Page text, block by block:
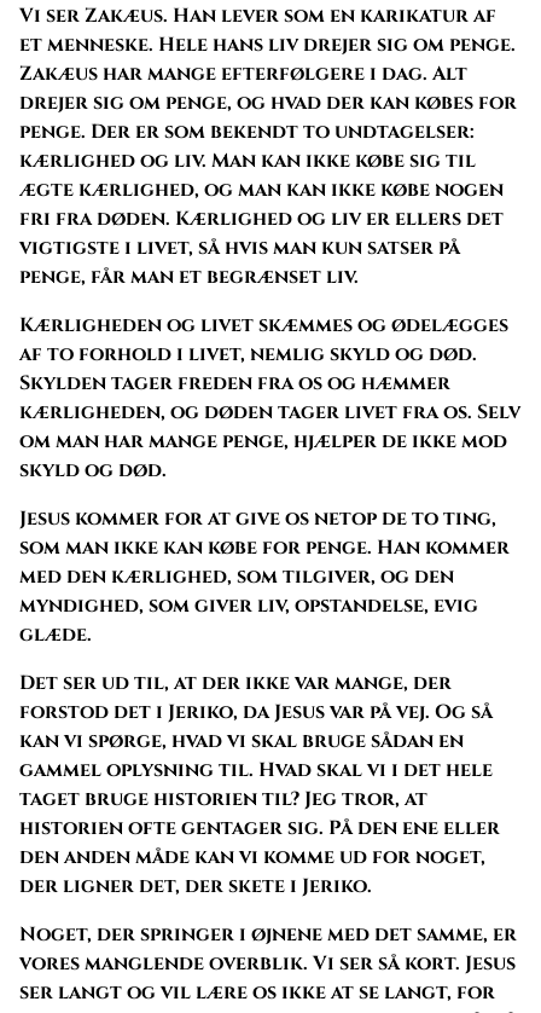
Vi ser Zakæus. Han lever som en karikatur af
et menneske. Hele hans liv drejer sig om penge.
Zakæus har mange efterfølgere i dag. Alt
drejer sig om penge, og hvad der kan købes for
penge. Der er som bekendt to undtagelser:
kærlighed og liv. Man kan ikke købe sig til
ægte kærlighed, og man kan ikke købe nogen
fri fra døden. Kærlighed og liv er ellers det
vigtigste i livet, så hvis man kun satser på
penge, får man et begrænset liv.
Kærligheden og livet skæmmes og ødelægges
af to forhold i livet, nemlig skyld og død.
Skylden tager freden fra os og hæmmer
kærligheden, og døden tager livet fra os. Selv
om man har mange penge, hjælper de ikke mod
skyld og død.
Jesus kommer for at give os netop de to ting,
som man ikke kan købe for penge. Han kommer
med den kærlighed, som tilgiver, og den
myndighed, som giver liv, opstandelse, evig
glæde.
Det ser ud til, at der ikke var mange, der
forstod det i Jeriko, da Jesus var på vej. Og så
kan vi spørge, hvad vi skal bruge sådan en
gammel oplysning til. Hvad skal vi i det hele
taget bruge historien til? Jeg tror, at
historien ofte gentager sig. På den ene eller
den anden måde kan vi komme ud for noget,
der ligner det, der skete i Jeriko.
Noget, der springer i øjnene med det samme, er
vores manglende overblik. Vi ser så kort. Jesus
ser langt og vil lære os ikke at se langt, for